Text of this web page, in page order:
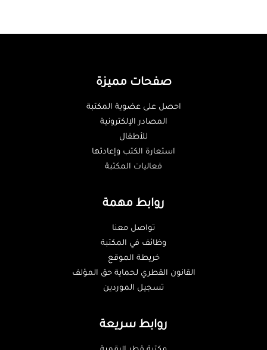
صفحات مميزة
احصل على عضوية المكتبة
المصادر الإلكترونية
للأطفال
استعارة الكتب وإعادتها
فعاليات المكتبة
روابط مهمة
تواصل معنا
وظائف في المكتبة
خريطة الموقع
القانون القطري لحماية حق المؤلف
تسجيل الموردين
روابط سريعة